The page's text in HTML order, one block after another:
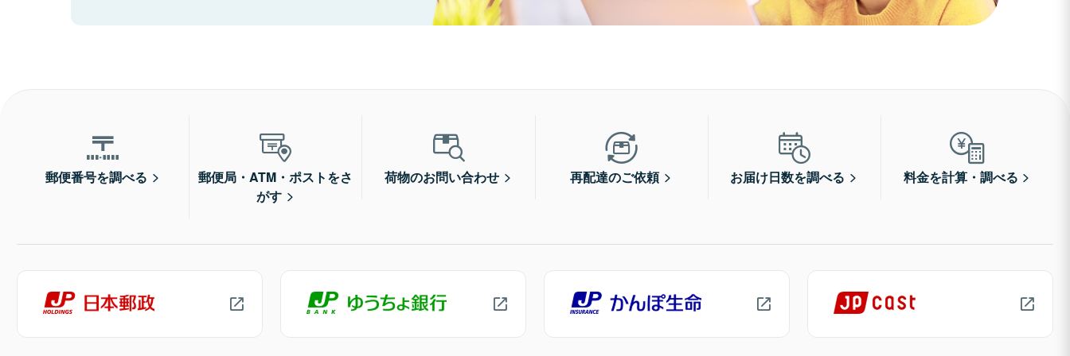
郵便番号を調べる
郵便局・ATM・ポストをさ
がす
荷物のお問い合わせ 再配達のご依頼 お届け日数を調べる 料金を計算・調べる